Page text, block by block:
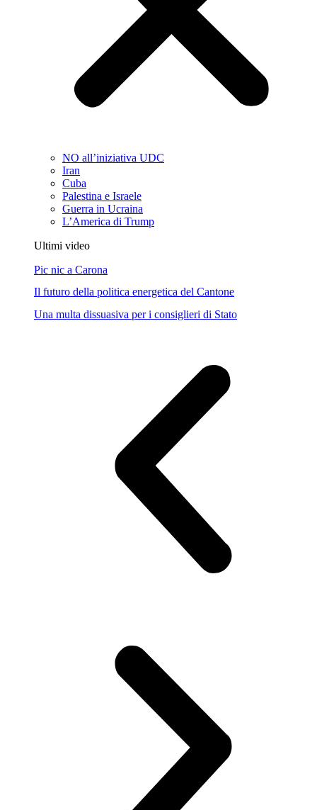
NO all’iniziativa UDC
Iran
Cuba
Palestina e Israele
Guerra in Ucraina
L’America di Trump
Ultimi video
Pic nic a Carona
Il futuro della politica energetica del Cantone
Una multa dissuasiva per i consiglieri di Stato